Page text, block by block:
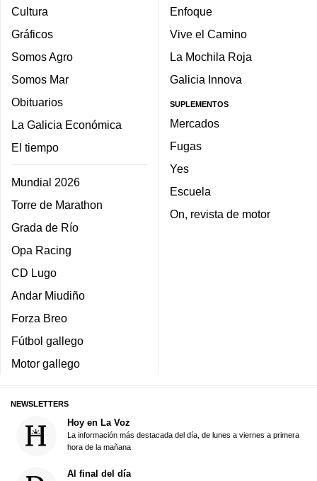
Cultura
Gráficos
Somos Agro
Somos Mar
Obituarios
La Galicia Económica
El tiempo
Mundial 2026
Torre de Marathon
Grada de Río
Opa Racing
CD Lugo
Andar Miudiño
Forza Breo
Fútbol gallego
Motor gallego
Enfoque
Vive el Camino
La Mochila Roja
Galicia Innova
SUPLEMENTOS
Mercados
Fugas
Yes
Escuela
On, revista de motor
NEWSLETTERS
Hoy en La Voz
La información más destacada del día, de lunes a viernes a primera
hora de la mañana
Al final del día